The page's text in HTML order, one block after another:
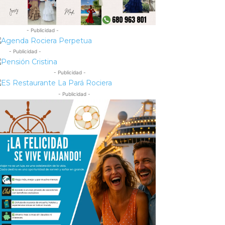
- Publicidad -
- Publicidad -
- Publicidad -
- Publicidad -